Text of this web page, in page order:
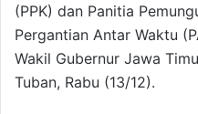
(PPK) dan Panitia
Pergantian Antar Waktu
Wakil Gubernur Jawa
Tuban, Rabu (13/12).